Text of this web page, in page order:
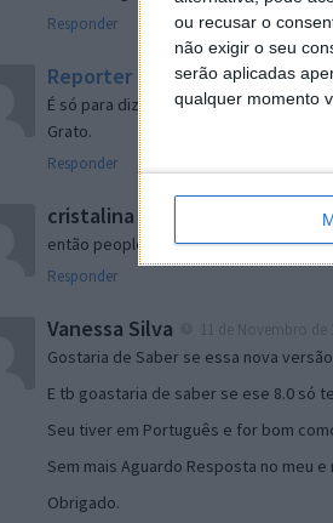
ou recusar o
não exigir o seu
serão aplicadas
qualquer momento
Responder
Reporter 7 de Novembro de 2005 às
É só para dizer que ainda não me
Grato.
Responder
cristalina 11 de Novembro de 2005
então people
Responder
Vanessa Silva
Gostaria de Saber se essa nova
E tb goastaria de saber se ese 8.0 só
Seu tiver em Português e for bom
Sem mais Aguardo Resposta no meu e
Obrigado.